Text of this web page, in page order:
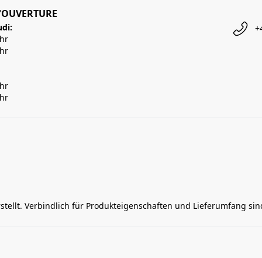
Verbindlich für Produkteigenschaften und Lieferumfang